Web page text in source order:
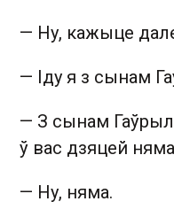
— Ну, кажыце
— Іду я з сынам
— З сынам
ў вас дзяцей
— Ну, няма.